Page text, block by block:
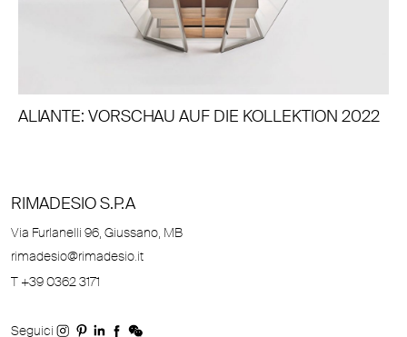
ALIANTE: VORSCHAU AUF DIE KOLLEKTION 2022
RIMADESIO S.P.A
Via Furlanelli 96, Giussano, MB
rimadesio@rimadesio.it
T +39 0362 3171
Seguici